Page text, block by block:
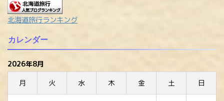
北海道旅行ランキング
カレンダー
2026年8月
月
火 水 木 金 土 日